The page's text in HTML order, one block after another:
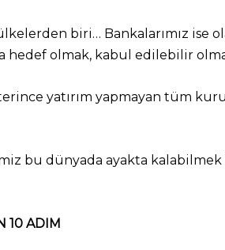
biri… Bankalarımız
olmak, kabul edilebilir
yatırım yapmayan tüm
bu dünyada ayakta
10 ADIM